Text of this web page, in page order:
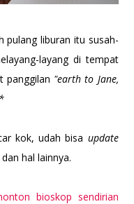
pulang liburan itu susah-
layang di tempat
panggilan "earth to Jane,
kok, udah bisa update
hal lainnya.
bioskop sendirian